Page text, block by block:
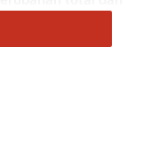
serta
Sembilan dan